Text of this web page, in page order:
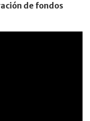
de fondos